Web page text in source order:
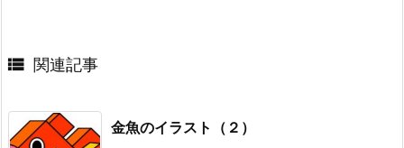
 関連記事
金魚のイラスト（２）